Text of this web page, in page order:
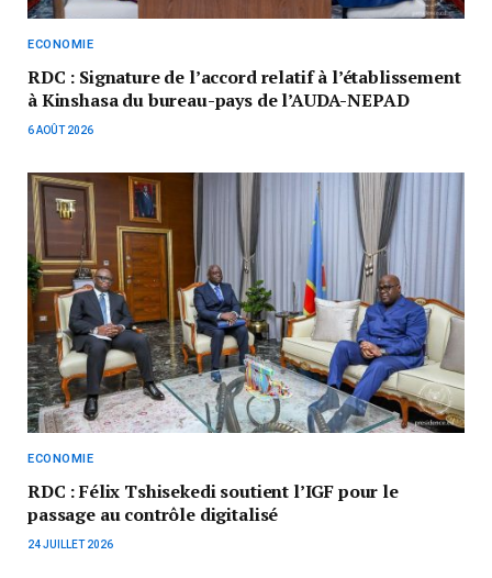
ECONOMIE
RDC : Signature de l’accord relatif à l’établissement
à Kinshasa du bureau-pays de l’AUDA-NEPAD
6 AOÛT 2026
ECONOMIE
RDC : Félix Tshisekedi soutient l’IGF pour le
passage au contrôle digitalisé
24 JUILLET 2026